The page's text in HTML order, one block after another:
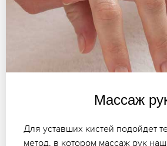
Массаж
Для уставших кистей подойдет
метод, в котором массаж рук